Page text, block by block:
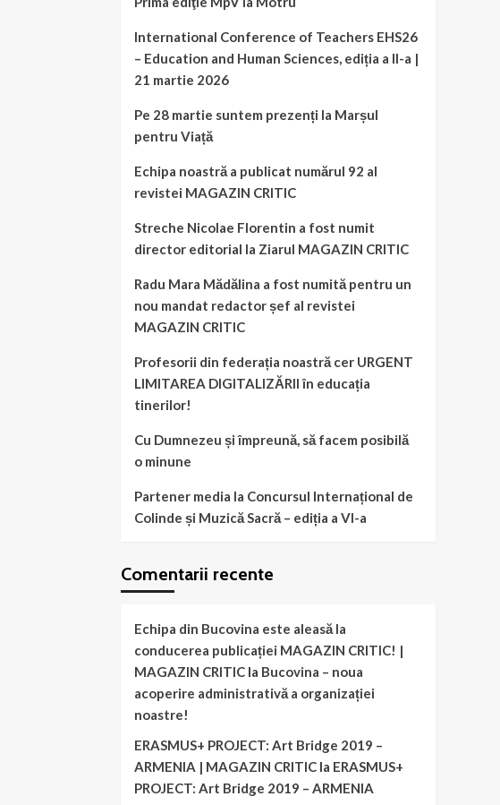
International Conference of Teachers EHS26
– Education and Human Sciences, ediția a II-a |
21 martie 2026
Pe 28 martie suntem prezenți la Marșul
pentru Viață
Echipa noastră a publicat numărul 92 al
revistei MAGAZIN CRITIC
Streche Nicolae Florentin a fost numit
director editorial la Ziarul MAGAZIN CRITIC
Radu Mara Mădălina a fost numită pentru un
nou mandat redactor șef al revistei
MAGAZIN CRITIC
Profesorii din federația noastră cer URGENT
LIMITAREA DIGITALIZĂRII în educația
tinerilor!
Cu Dumnezeu și împreună, să facem posibilă
o minune
Partener media la Concursul Internațional de
Colinde și Muzică Sacră – ediția a VI-a
Comentarii recente
Echipa din Bucovina este aleasă la
conducerea publicației MAGAZIN CRITIC! |
MAGAZIN CRITICla Bucovina – noua
acoperire administrativă a organizației
noastre!
ERASMUS+ PROJECT: Art Bridge 2019 –
ARMENIA | MAGAZIN CRITICla ERASMUS+
PROJECT: Art Bridge 2019 – ARMENIA